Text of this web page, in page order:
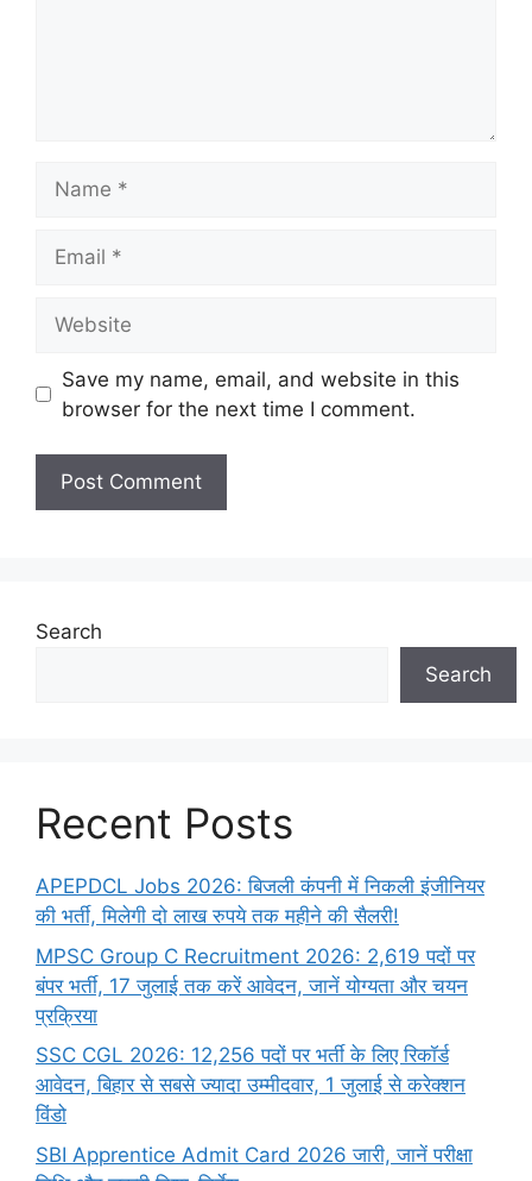
Save my name, email, and website in this
browser for the next time I comment.
Search
Search
Recent Posts
APEPDCL Jobs 2026: बिजली कंपनी में निकली इंजीनियर
की भर्ती, मिलेगी दो लाख रुपये तक महीने की सैलरी!
MPSC Group C Recruitment 2026: 2,619 पदों पर
बंपर भर्ती, 17 जुलाई तक करें आवेदन, जानें योग्यता और चयन
प्रक्रिया
SSC CGL 2026: 12,256 पदों पर भर्ती के लिए रिकॉर्ड
आवेदन, बिहार से सबसे ज्यादा उम्मीदवार, 1 जुलाई से करेक्शन
विंडो
SBI Apprentice Admit Card 2026 जारी, जानें परीक्षा